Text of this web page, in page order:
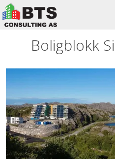
Skip
to
Boligblokk